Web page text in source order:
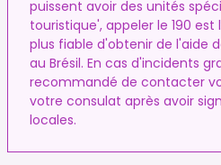
puissent avoir des unités
touristique', appeler le 190
plus fiable d'obtenir de l'aide
au Brésil. En cas d'incidents
recommandé de contacter
votre consulat après avoir
locales.